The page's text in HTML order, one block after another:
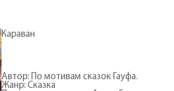
Караван
Автор: По мотивам сказок Гауфа.
Жанр: Сказка